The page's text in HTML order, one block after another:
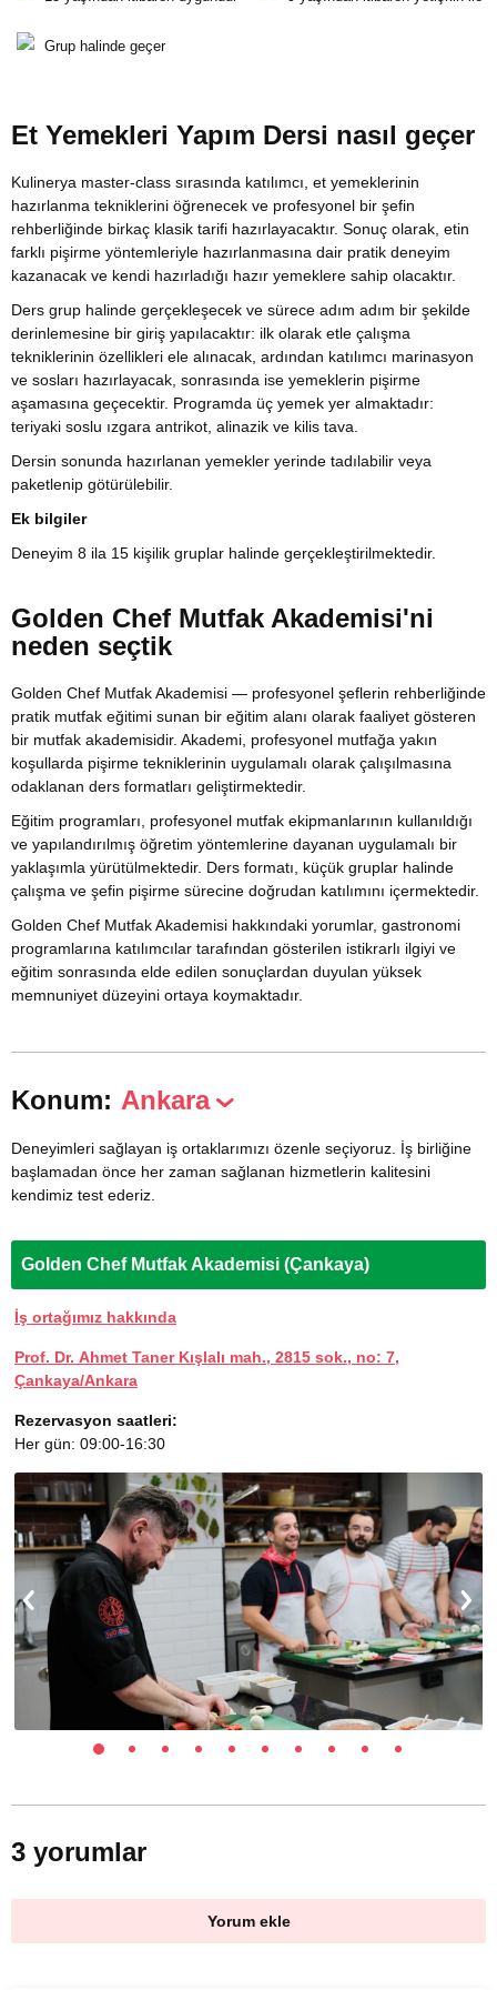
Grup halinde geçer
Et Yemekleri Yapım Dersi nasıl geçer
Kulinerya master-class sırasında katılımcı, et yemeklerinin
hazırlanma tekniklerini öğrenecek ve profesyonel bir şefin
rehberliğinde birkaç klasik tarifi hazırlayacaktır. Sonuç olarak, etin
farklı pişirme yöntemleriyle hazırlanmasına dair pratik deneyim
kazanacak ve kendi hazırladığı hazır yemeklere sahip olacaktır.
Ders grup halinde gerçekleşecek ve sürece adım adım bir şekilde
derinlemesine bir giriş yapılacaktır: ilk olarak etle çalışma
tekniklerinin özellikleri ele alınacak, ardından katılımcı marinasyon
ve sosları hazırlayacak, sonrasında ise yemeklerin pişirme
aşamasına geçecektir. Programda üç yemek yer almaktadır:
teriyaki soslu ızgara antrikot, alinazik ve kilis tava.
Dersin sonunda hazırlanan yemekler yerinde tadılabilir veya
paketlenip götürülebilir.
Ek bilgiler
Deneyim 8 ila 15 kişilik gruplar halinde gerçekleştirilmektedir.
Golden Chef Mutfak Akademisi'ni
neden seçtik
Golden Chef Mutfak Akademisi — profesyonel şeflerin rehberliğinde
pratik mutfak eğitimi sunan bir eğitim alanı olarak faaliyet gösteren
bir mutfak akademisidir. Akademi, profesyonel mutfağa yakın
koşullarda pişirme tekniklerinin uygulamalı olarak çalışılmasına
odaklanan ders formatları geliştirmektedir.
Eğitim programları, profesyonel mutfak ekipmanlarının kullanıldığı
ve yapılandırılmış öğretim yöntemlerine dayanan uygulamalı bir
yaklaşımla yürütülmektedir. Ders formatı, küçük gruplar halinde
çalışma ve şefin pişirme sürecine doğrudan katılımını içermektedir.
Golden Chef Mutfak Akademisi hakkındaki yorumlar, gastronomi
programlarına katılımcılar tarafından gösterilen istikrarlı ilgiyi ve
eğitim sonrasında elde edilen sonuçlardan duyulan yüksek
memnuniyet düzeyini ortaya koymaktadır.
Konum: Ankara
Deneyimleri sağlayan iş ortaklarımızı özenle seçiyoruz. İş birliğine
başlamadan önce her zaman sağlanan hizmetlerin kalitesini
kendimiz test ederiz.
Golden Chef Mutfak Akademisi (Çankaya)
İş ortağımız hakkında
Prof. Dr. Ahmet Taner Kışlalı mah., 2815 sok., no: 7,
Çankaya/Ankara
Rezervasyon saatleri:
Her gün: 09:00-16:30
3 yorumlar
Yorum ekle